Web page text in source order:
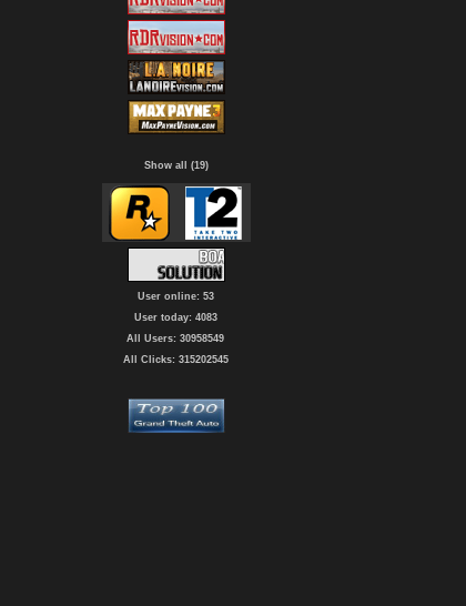
Show all (19)
User online: 53
User today: 4083
All Users: 30958549
All Clicks: 315202545